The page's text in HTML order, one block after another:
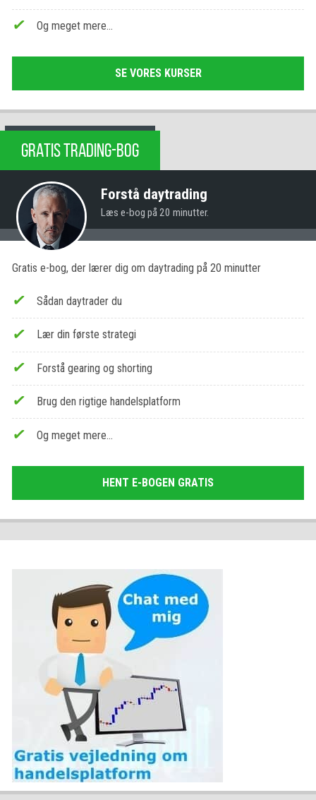
Og meget mere…
SE VORES KURSER
GRATIS TRADING-BOG
Forstå daytrading
Læs e-bog på 20 minutter.
Gratis e-bog, der lærer dig om daytrading på 20 minutter
Sådan daytrader du
Lær din første strategi
Forstå gearing og shorting
Brug den rigtige handelsplatform
Og meget mere…
HENT E-BOGEN GRATIS